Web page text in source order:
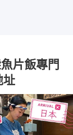
片飯專門
址